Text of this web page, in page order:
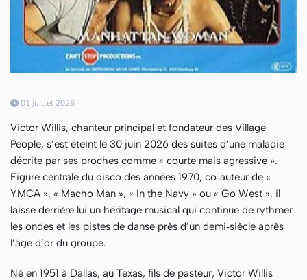
01 juillet 2026
Victor Willis, chanteur principal et fondateur des Village
People, s’est éteint le 30 juin 2026 des suites d’une maladie
décrite par ses proches comme « courte mais agressive ».
Figure centrale du disco des années 1970, co‑auteur de «
YMCA », « Macho Man », « In the Navy » ou « Go West », il
laisse derrière lui un héritage musical qui continue de rythmer
les ondes et les pistes de danse près d’un demi‑siècle après
l’âge d’or du groupe.
Né en 1951 à Dallas, au Texas, fils de pasteur, Victor Willis